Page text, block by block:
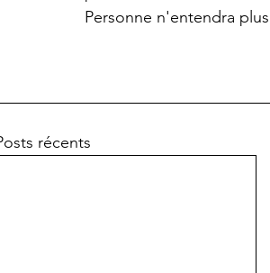
Personne n'entendra
récents